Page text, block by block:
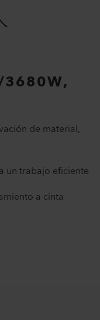
de material,
un trabajo eficiente
a cinta